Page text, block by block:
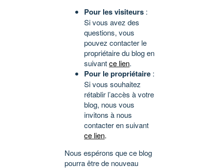
Pour les visiteurs :
Si vous avez des
questions, vous
pouvez contacter le
propriétaire du blog en
suivantce lien.
Pour le propriétaire :
Si vous souhaitez
rétablir l’accès à votre
blog, nous vous
invitons à nous
contacter en suivant
ce lien.
Nous espérons que ce blog
pourra être de nouveau